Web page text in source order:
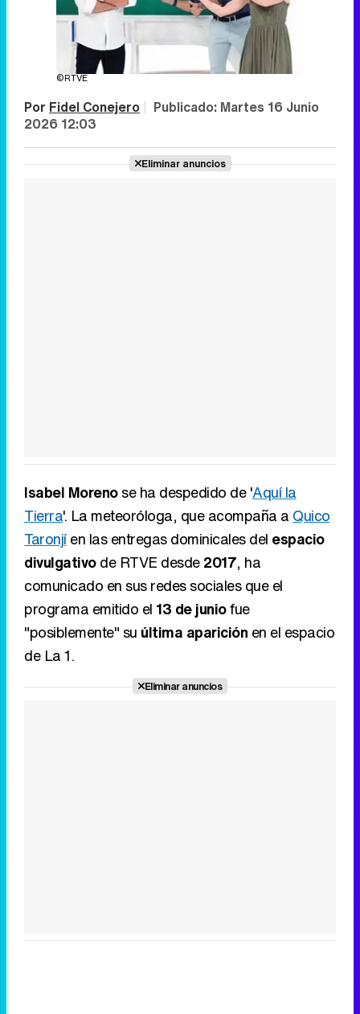
©RTVE
Por Fidel Conejero | Publicado: Martes 16 Junio
2026 12:03
Eliminar anuncios
Isabel Morenose ha despedido de 'Aquí la
Tierra'. La meteoróloga, que acompaña a Quico
Taronjíen las entregas dominicales del espacio
divulgativode RTVE desde2017, ha
comunicado en sus redes sociales que el
programa emitido el 13 de juniofue
"posiblemente" su última aparición en el espacio
de La 1.
Eliminar anuncios